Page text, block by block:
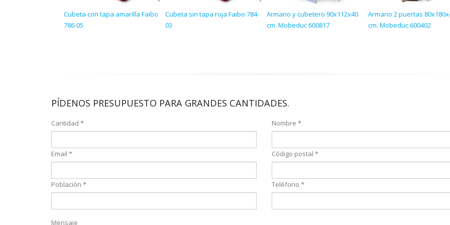
Cubeta con tapa amarilla Faibo
786-05
Cubeta sin tapa roja Faibo 784-
03
Armario y cubetero 90x112x40
cm. Mobeduc 600817
Armario 2 puertas
cm. Mobeduc 600402
PÍDENOS PRESUPUESTO PARA GRANDES CANTIDADES.
Cantidad * Nombre *
Email * Código postal *
Población * Teléfono *
Mensaje